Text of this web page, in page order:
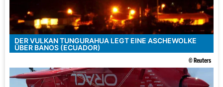
DER VULKAN TUNGURAHUA LEGT EINE ASCHEWOLKE
ÜBER BANOS (ECUADOR)
© Reuters